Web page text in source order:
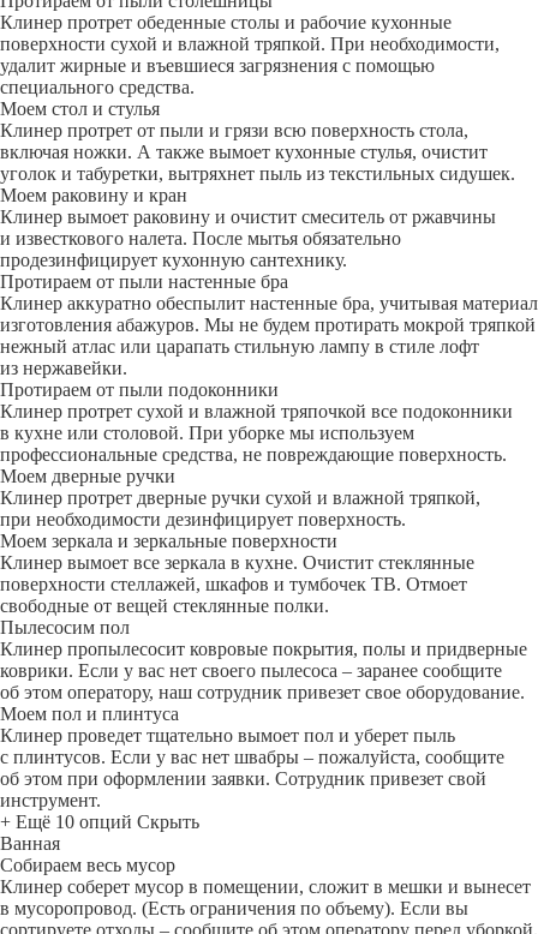
Клинер протрет обеденные столы и рабочие кухонные
поверхности сухой и влажной тряпкой. При необходимости,
удалит жирные и въевшиеся загрязнения с помощью
специального средства.
Моем стол и стулья
Клинер протрет от пыли и грязи всю поверхность стола,
включая ножки. А также вымоет кухонные стулья, очистит
уголок и табуретки, вытряхнет пыль из текстильных сидушек.
Моем раковину и кран
Клинер вымоет раковину и очистит смеситель от ржавчины
и известкового налета. После мытья обязательно
продезинфицирует кухонную сантехнику.
Протираем от пыли настенные бра
Клинер аккуратно обеспылит настенные бра, учитывая материал
изготовления абажуров. Мы не будем протирать мокрой тряпкой
нежный атлас или царапать стильную лампу в стиле лофт
из нержавейки.
Протираем от пыли подоконники
Клинер протрет сухой и влажной тряпочкой все подоконники
в кухне или столовой. При уборке мы используем
профессиональные средства, не повреждающие поверхность.
Моем дверные ручки
Клинер протрет дверные ручки сухой и влажной тряпкой,
при необходимости дезинфицирует поверхность.
Моем зеркала и зеркальные поверхности
Клинер вымоет все зеркала в кухне. Очистит стеклянные
поверхности стеллажей, шкафов и тумбочек ТВ. Отмоет
свободные от вещей стеклянные полки.
Пылесосим пол
Клинер пропылесосит ковровые покрытия, полы и придверные
коврики. Если у вас нет своего пылесоса – заранее сообщите
об этом оператору, наш сотрудник привезет свое оборудование.
Моем пол и плинтуса
Клинер проведет тщательно вымоет пол и уберет пыль
с плинтусов. Если у вас нет швабры – пожалуйста, сообщите
об этом при оформлении заявки. Сотрудник привезет свой
инструмент.
+ Ещё 10 опций Скрыть
Ванная
Собираем весь мусор
Клинер соберет мусор в помещении, сложит в мешки и вынесет
в мусоропровод. (Есть ограничения по объему). Если вы
сортируете отходы – сообщите об этом оператору перед уборкой.